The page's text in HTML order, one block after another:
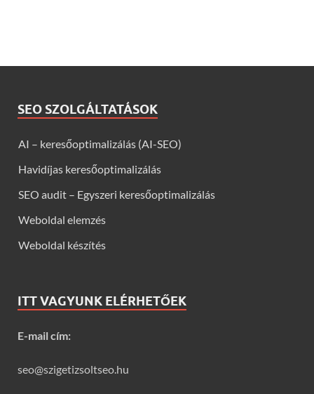
SEO SZOLGÁLTATÁSOK
AI – keresőoptimalizálás (AI-SEO)
Havidíjas keresőoptimalizálás
SEO audit – Egyszeri keresőoptimalizálás
Weboldal elemzés
Weboldal készítés
ITT VAGYUNK ELÉRHETŐEK
E-mail cím:
seo@szigetizsoltseo.hu